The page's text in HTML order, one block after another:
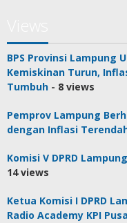
BPS Provinsi Lampung
Kemiskinan Turun,
Tumbuh - 8 views
Pemprov Lampung
dengan Inflasi
Komisi V DPRD
14 views
Ketua Komisi I DPRD
Radio Academy KPI